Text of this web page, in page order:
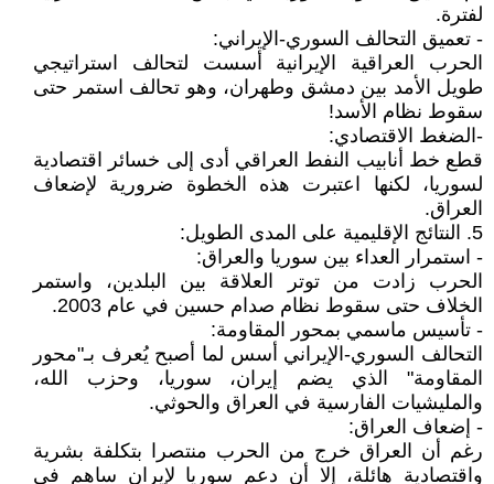
لفترة.
- تعميق التحالف السوري-الإيراني:
الحرب العراقية الإيرانية أسست لتحالف استراتيجي
طويل الأمد بين دمشق وطهران، وهو تحالف استمر حتى
سقوط نظام الأسد!
-الضغط الاقتصادي:
قطع خط أنابيب النفط العراقي أدى إلى خسائر اقتصادية
لسوريا، لكنها اعتبرت هذه الخطوة ضرورية لإضعاف
العراق.
5. النتائج الإقليمية على المدى الطويل:
- استمرار العداء بين سوريا والعراق:
الحرب زادت من توتر العلاقة بين البلدين، واستمر
الخلاف حتى سقوط نظام صدام حسين في عام 2003.
- تأسيس ماسمي بمحور المقاومة:
التحالف السوري-الإيراني أسس لما أصبح يُعرف بـ"محور
المقاومة" الذي يضم إيران، سوريا، وحزب الله،
والمليشيات الفارسية في العراق والحوثي.
- إضعاف العراق:
رغم أن العراق خرج من الحرب منتصرا بتكلفة بشرية
واقتصادية هائلة، إلا أن دعم سوريا لإيران ساهم في